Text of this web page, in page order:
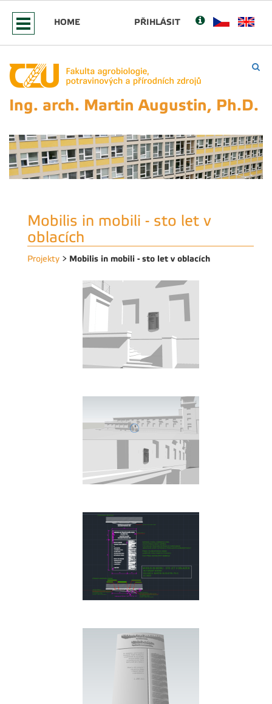
HOME PŘIHLÁSIT
Ing. arch. Martin Augustin, Ph.D.
Mobilis in mobili - sto let v
oblacích
Projekty > Mobilis in mobili - sto let v oblacích